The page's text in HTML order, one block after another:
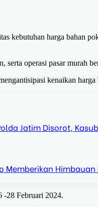
kebutuhan harga bahan
serta operasi pasar murah
kenaikan harga
Jatim Disorot,
Memberikan
-28 Februari 2024.